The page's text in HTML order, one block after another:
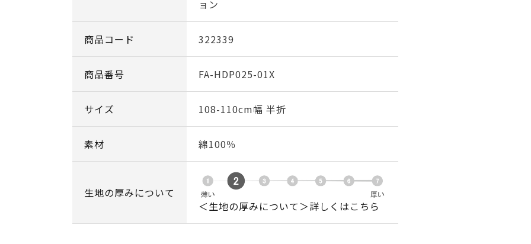
ョン
商品コード 322339
商品番号 FA-HDP025-01X
サイズ 108-110cm幅 半折
素材 綿100％
生地の厚みについて
＜生地の厚みについて＞詳しくはこちら